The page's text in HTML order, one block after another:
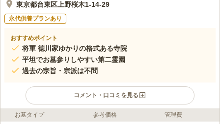
東京都台東区上野桜木1-14-29
永代供養プランあり
おすすめポイント
将軍 德川家ゆかりの格式ある寺院
平坦でお墓参りしやすい第二霊園
過去の宗旨・宗派は不問
コメント・口コミを見る
ライフドット編集部のコメント
お墓タイプ 参考価格 管理費